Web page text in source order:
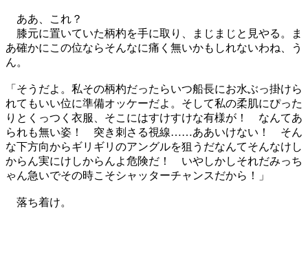
ああ、これ？
膝元に置いていた柄杓を手に取り、まじまじと見やる。ま
あ確かにこの位ならそんなに痛く無いかもしれないわね、う
ん。
「そうだよ。私その柄杓だったらいつ船長にお水ぶっ掛けら
れてもいい位に準備オッケーだよ。そして私の柔肌にぴった
りとくっつく衣服、そこにはすけすけな有様が！ なんてあ
られも無い姿！ 突き刺さる視線……ああいけない！ そん
な下方向からギリギリのアングルを狙うだなんてそんなけし
からん実にけしからんよ危険だ！ いやしかしそれだみっち
ゃん急いでその時こそシャッターチャンスだから！」
落ち着け。